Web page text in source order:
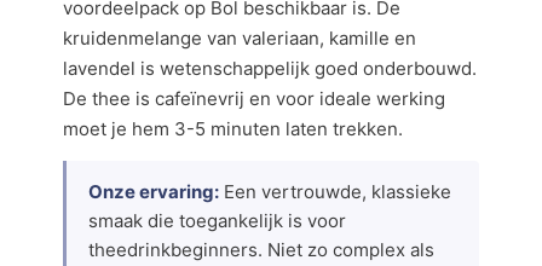
voordeelpack op Bol beschikbaar is. De
kruidenmelange van valeriaan, kamille en
lavendel is wetenschappelijk goed onderbouwd.
De thee is cafeïnevrij en voor ideale werking
moet je hem 3-5 minuten laten trekken.
Onze ervaring: Een vertrouwde, klassieke
smaak die toegankelijk is voor
theedrinkbeginners. Niet zo complex als